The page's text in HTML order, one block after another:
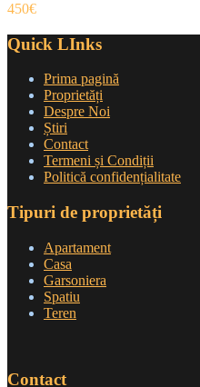
450€
Quick LInks
Prima pagină
Proprietăți
Despre Noi
Știri
Contact
Termeni și Condiții
Politică confidențialitate
Tipuri de proprietăți
Apartament
Casa
Garsoniera
Spatiu
Teren
Contact